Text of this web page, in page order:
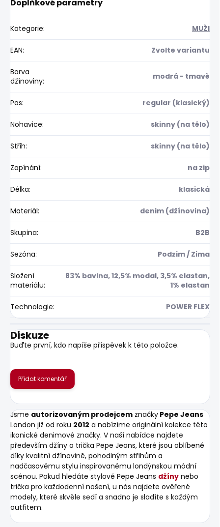
Doplňkové parametry
Kategorie: MUŽI
EAN: Zvolte variantu
Barva
džínoviny: modrá - tmavě
Pas: regular (klasický)
Nohavice: skinny (na tělo)
Střih: skinny (na tělo)
Zapínání: na zip
Délka: klasická
Materiál: denim (džínovina)
Skupina: B2B
Sezóna: Podzim / Zima
Složení
materiálu:
83% bavlna, 12,5% modal, 3,5% elastan,
1% elastan
Technologie: POWER FLEX
Diskuze
Buďte první, kdo napíše příspěvek k této položce.
Přidat komentář
Jsme autorizovaným prodejcem značky Pepe Jeans
London již od roku 2012 a nabízíme originální kolekce této
ikonické denimové značky. V naší nabídce najdete
především džíny a trička Pepe Jeans, které jsou oblíbené
díky kvalitní džínovině, pohodlným střihům a
nadčasovému stylu inspirovanému londýnskou módní
scénou. Pokud hledáte stylové Pepe Jeans džíny nebo
trička pro každodenní nošení, u nás najdete ověřené
modely, které skvěle sedí a snadno je sladíte s každým
outfitem.